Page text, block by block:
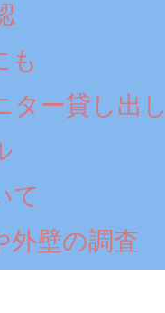
も
ター貸し出し
て
外壁の調査